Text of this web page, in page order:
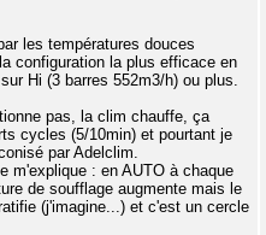
les températures douces
configuration la plus efficace en
Hi (3 barres 552m3/h) ou plus.
pas, la clim chauffe, ça
cycles (5/10min) et pourtant je
par Adelclim.
m'explique : en AUTO à chaque
de soufflage augmente mais le
(j'imagine...) et c'est un cercle